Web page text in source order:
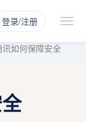
登录/注册
讯如何保障安全